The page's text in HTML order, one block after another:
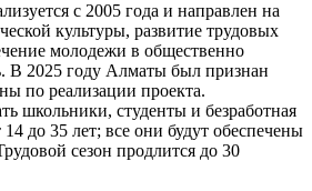
с 2005 года и направлен на
культуры, развитие трудовых
молодежи в общественно
В 2025 году Алматы был признан
по реализации проекта.
школьники, студенты и безработная
до 35 лет; все они будут обеспечены
сезон продлится до 30